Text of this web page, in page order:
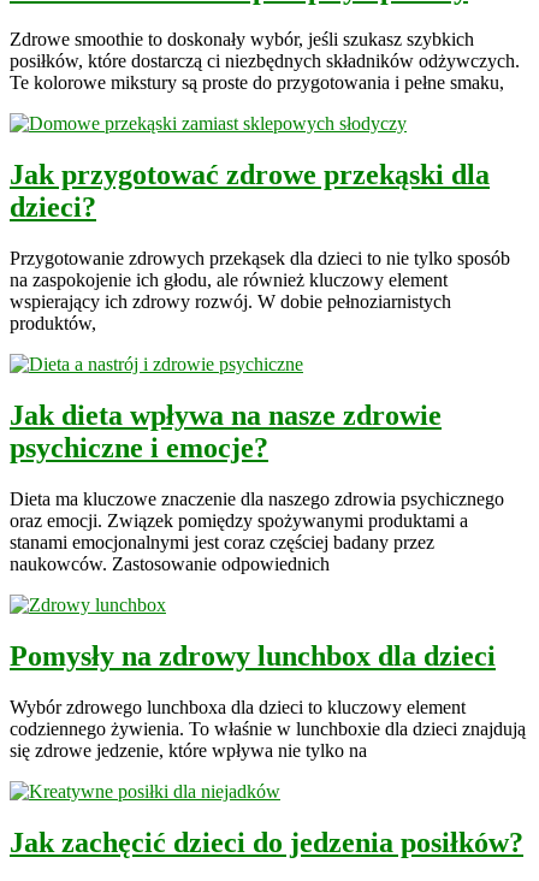
Zdrowe smoothie to doskonały wybór, jeśli szukasz szybkich
posiłków, które dostarczą ci niezbędnych składników odżywczych.
Te kolorowe mikstury są proste do przygotowania i pełne smaku,
Jak przygotować zdrowe przekąski dla
dzieci?
Przygotowanie zdrowych przekąsek dla dzieci to nie tylko sposób
na zaspokojenie ich głodu, ale również kluczowy element
wspierający ich zdrowy rozwój. W dobie pełnoziarnistych
produktów,
Jak dieta wpływa na nasze zdrowie
psychiczne i emocje?
Dieta ma kluczowe znaczenie dla naszego zdrowia psychicznego
oraz emocji. Związek pomiędzy spożywanymi produktami a
stanami emocjonalnymi jest coraz częściej badany przez
naukowców. Zastosowanie odpowiednich
Pomysły na zdrowy lunchbox dla dzieci
Wybór zdrowego lunchboxa dla dzieci to kluczowy element
codziennego żywienia. To właśnie w lunchboxie dla dzieci znajdują
się zdrowe jedzenie, które wpływa nie tylko na
Jak zachęcić dzieci do jedzenia posiłków?